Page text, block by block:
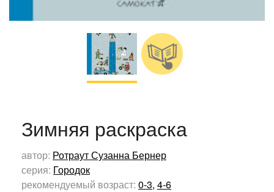
Зимняя раскраска
автор: Ротраут Сузанна Бернер
серия: Городок
рекомендуемый возраст: 0-3, 4-6